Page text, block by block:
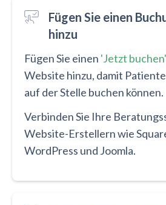
Fügen Sie einen
hinzu
Fügen Sie einen 'Jetzt
Website hinzu, damit
auf der Stelle buchen können.
Verbinden Sie Ihre
Website-Erstellern wie
WordPress und Joomla.